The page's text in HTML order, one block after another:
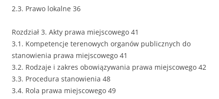
2.3. Prawo lokalne 36
Rozdział 3. Akty prawa miejscowego 41
3.1. Kompetencje terenowych organów publicznych do
stanowienia prawa miejscowego 41
3.2. Rodzaje i zakres obowiązywania prawa miejscowego 42
3.3. Procedura stanowienia 48
3.4. Rola prawa miejscowego 49